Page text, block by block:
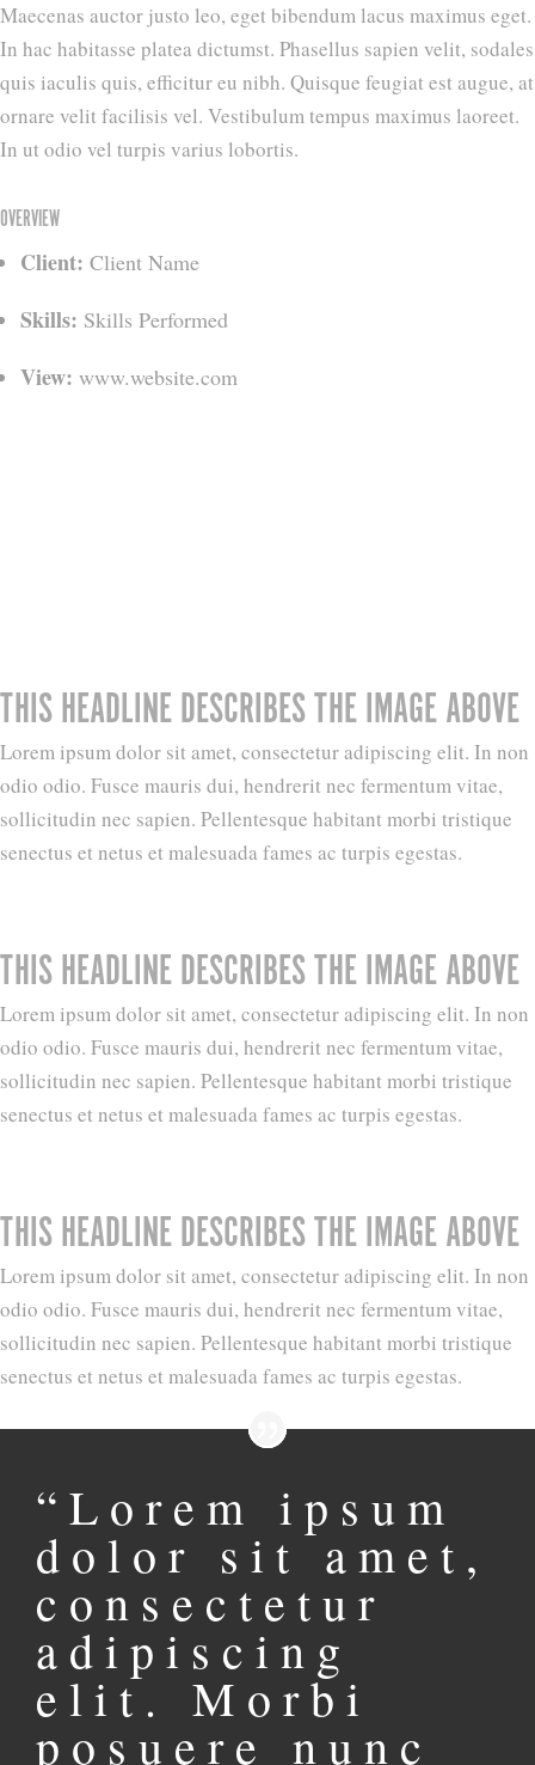
Maecenas auctor justo leo, eget bibendum lacus maximus eget.
In hac habitasse platea dictumst. Phasellus sapien velit, sodales
quis iaculis quis, efficitur eu nibh. Quisque feugiat est augue, at
ornare velit facilisis vel. Vestibulum tempus maximus laoreet.
In ut odio vel turpis varius lobortis.
OVERVIEW
Client: Client Name
Skills: Skills Performed
View: www.website.com
THIS HEADLINE DESCRIBES THE IMAGE ABOVE
Lorem ipsum dolor sit amet, consectetur adipiscing elit. In non
odio odio. Fusce mauris dui, hendrerit nec fermentum vitae,
sollicitudin nec sapien. Pellentesque habitant morbi tristique
senectus et netus et malesuada fames ac turpis egestas.
THIS HEADLINE DESCRIBES THE IMAGE ABOVE
Lorem ipsum dolor sit amet, consectetur adipiscing elit. In non
odio odio. Fusce mauris dui, hendrerit nec fermentum vitae,
sollicitudin nec sapien. Pellentesque habitant morbi tristique
senectus et netus et malesuada fames ac turpis egestas.
THIS HEADLINE DESCRIBES THE IMAGE ABOVE
Lorem ipsum dolor sit amet, consectetur adipiscing elit. In non
odio odio. Fusce mauris dui, hendrerit nec fermentum vitae,
sollicitudin nec sapien. Pellentesque habitant morbi tristique
senectus et netus et malesuada fames ac turpis egestas.
“Lorem ipsum
dolor sit amet,
consectetur
adipiscing
elit. Morbi
posuere nunc